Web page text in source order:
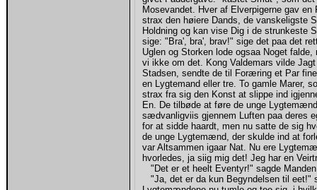
Mosevandet. Hver af Elverpigerne gav
strax den høiere Dands, de vanskeligste
Holdning og kan vise Dig i de strunkeste
sige: "Bra', bra', brav!" sige det paa det
Uglen og Storken lode ogsaa Noget
vi ikke om det. Kong Valdemars vilde
Stadsen, sendte de til Foræring et Par
en Lygtemand eller tre. To gamle Marer,
strax fra sig den Konst at slippe ind
En. De tilbøde at føre de unge
sædvanligviis gjennem Luften paa deres
for at sidde haardt, men nu satte de sig
de unge Lygtemænd, der skulde ind at
var Altsammen igaar Nat. Nu ere
hvorledes, ja siig mig det! Jeg har en
"Det er et heelt Eventyr!" sagde
"Ja, det er da kun Begyndelsen til eet!"